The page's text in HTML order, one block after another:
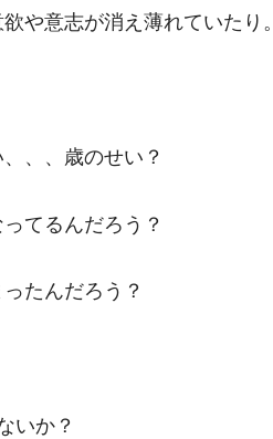
や意志が消え薄れていたり。
、、歳のせい？
てるんだろう？
たんだろう？
いか？